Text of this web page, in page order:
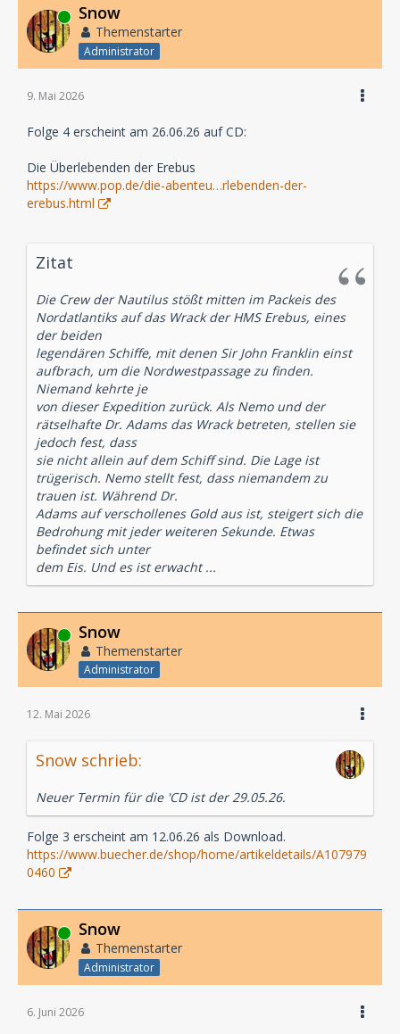
Online Snow
Themenstarter
Administrator
9. Mai 2026
Folge 4 erscheint am 26.06.26 auf CD:
Die Überlebenden der Erebus
https://www.pop.de/die-abenteu…rlebenden-der-
erebus.html
Zitat
Die Crew der Nautilus stößt mitten im Packeis des
Nordatlantiks auf das Wrack der HMS Erebus, eines
der beiden
legendären Schiffe, mit denen Sir John Franklin einst
aufbrach, um die Nordwestpassage zu finden.
Niemand kehrte je
von dieser Expedition zurück. Als Nemo und der
rätselhafte Dr. Adams das Wrack betreten, stellen sie
jedoch fest, dass
sie nicht allein auf dem Schiff sind. Die Lage ist
trügerisch. Nemo stellt fest, dass niemandem zu
trauen ist. Während Dr.
Adams auf verschollenes Gold aus ist, steigert sich die
Bedrohung mit jeder weiteren Sekunde. Etwas
befindet sich unter
dem Eis. Und es ist erwacht ...
Online Snow
Themenstarter
Administrator
12. Mai 2026
Snow schrieb:
Neuer Termin für die 'CD ist der 29.05.26.
Folge 3 erscheint am 12.06.26 als Download.
https://www.buecher.de/shop/home/artikeldetails/A107979
0460
Online Snow
Themenstarter
Administrator
6. Juni 2026